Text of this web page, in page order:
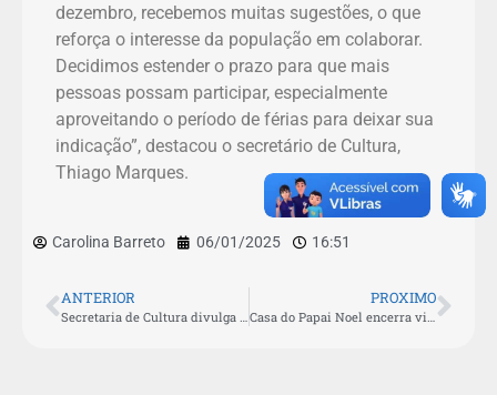
dezembro, recebemos muitas sugestões, o que
reforça o interesse da população em colaborar.
Decidimos estender o prazo para que mais
pessoas possam participar, especialmente
aproveitando o período de férias para deixar sua
indicação”, destacou o secretário de Cultura,
Thiago Marques.
Carolina Barreto 06/01/2025 16:51
ANTERIOR
Secretaria de Cultura divulga resultado final do Edital de Pareceristas da Lei Aldir Blanc
PROXIMO
Casa do Papai Noel encerra visitação nesta sexta-feira (10)